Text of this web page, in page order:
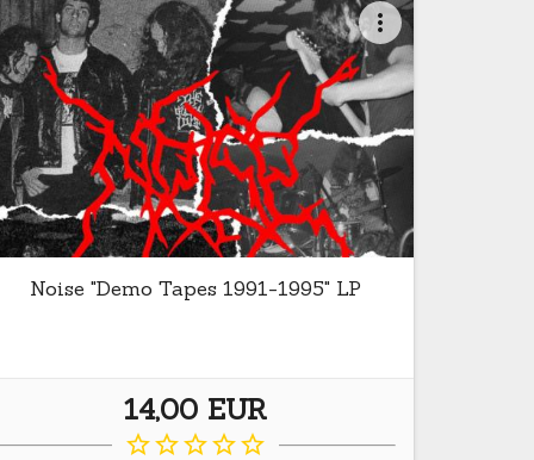
more_vert
Noise "Demo Tapes 1991-1995" LP
14,00 EUR
star_borderstar_borderstar_borderstar_borderstar_border